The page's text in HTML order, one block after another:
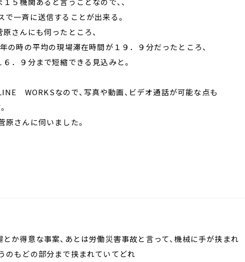
で一斉に送信することが出来る。
さんにも伺ったところ、
の時の平均の現場滞在時間が１９．９分だったところ、
．９分まで短縮できる見込みと。
WORKSなので、写真や動画、ビデオ通話が可能な点も
さんに伺いました。
か得意な事案、あとは労働災害事故と言って、機械に手が挟まれ
のもどの部分まで挟まれていてどれ